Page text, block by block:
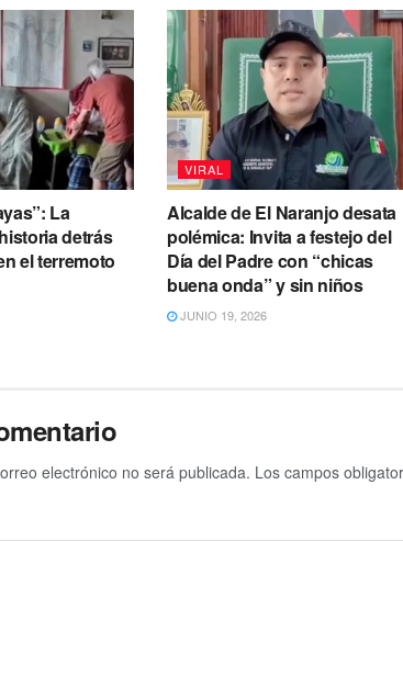
La
detrás
el terremoto
VIRAL
Alcalde de El Naranjo desata
polémica: Invita a festejo del
Día del Padre con “chicas
buena onda” y sin niños
JUNIO 19, 2026
electrónico no será publicada. Los campos